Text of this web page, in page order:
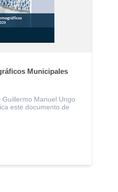
Municipales
Manuel Ungo
este documento de